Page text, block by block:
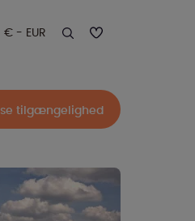
€ - EUR
se tilgængelighed